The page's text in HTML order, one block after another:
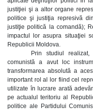
justiţiei şi a altor organe
politice şi justiţia represivă
justiţie politică la comandă);
impactul lor asupra situaţiei
Republicii Moldova.
Prin studiul
comunistă a avut loc
transformarea absolută a
important rol al lor fiind cel
utilizate în lucrare arată
pe actualul teritoriu al
politice ale Partidului